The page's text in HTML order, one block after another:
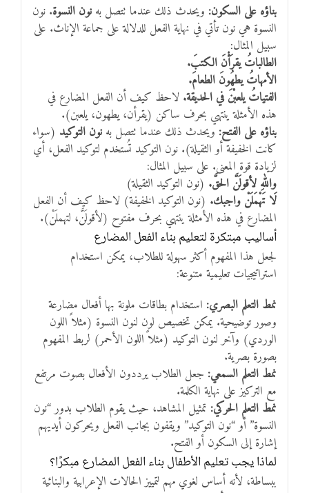
بناؤه على السكون: ويحدث ذلك عندما تتصل به نون النسوة. نون
النسوة هي نون تأتي في نهاية الفعل للدلالة على جماعة الإناث. على
سبيل المثال:
الطالباتُ يقرَأْنَ الكتبَ.
الأمهاتُ يطهُونَ الطعامَ.
الفتياتُ يلعبْنَ في الحديقة. لاحظ كيف أن الفعل المضارع في
هذه الأمثلة ينتهي بحرف ساكن (يقرأن، يطهون، يلعبن).
بناؤه على الفتح: ويحدث ذلك عندما تتصل به نون التوكيد (سواء
كانت الخفيفة أو الثقيلة). نون التوكيد تُستخدم لتوكيد الفعل، أي
لزيادة قوة المعنى. على سبيل المثال:
واللهِ لأقولَنَّ الحقَّ. (نون التوكيد الثقيلة)
لَا تَهْمَلَنْ واجبك. (نون التوكيد الخفيفة) لاحظ كيف أن الفعل
المضارع في هذه الأمثلة ينتهي بحرف مفتوح (لأقولَنَّ، لتهملَنْ).
أساليب مبتكرة لتعليم بناء الفعل المضارع
لجعل هذا المفهوم أكثر سهولة للطلاب، يمكن استخدام
استراتيجيات تعليمية متنوعة:
نمط التعلم البصري: استخدام بطاقات ملونة بها أفعال مضارعة
وصور توضيحية. يمكن تخصيص لون لنون النسوة (مثلاً اللون
الوردي) وآخر لنون التوكيد (مثلاً اللون الأحمر) لربط المفهوم
بصورة بصرية.
نمط التعلم السمعي: جعل الطلاب يرددون الأفعال بصوت مرتفع
مع التركيز على نهاية الكلمة.
نمط التعلم الحركي: تمثيل المشاهد، حيث يقوم الطلاب بدور “نون
النسوة” أو “نون التوكيد” ويقفون بجانب الفعل ويحركون أيديهم
إشارة إلى السكون أو الفتح.
لماذا يجب تعليم الأطفال بناء الفعل المضارع مبكرًا؟
ببساطة، لأنه أساس لغوي مهم لتمييز الحالات الإعرابية والبنائية